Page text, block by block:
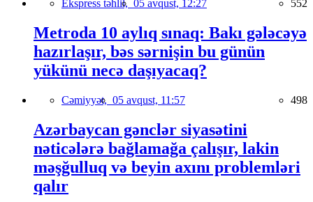
Ekspress təhlil, 05 avqust, 12:27 552
Metroda 10 aylıq sınaq: Bakı gələcəyə
hazırlaşır, bəs sərnişin bu günün
yükünü necə daşıyacaq?
Cəmiyyət, 05 avqust, 11:57 498
Azərbaycan gənclər siyasətini
nəticələrə bağlamağa çalışır, lakin
məşğulluq və beyin axını problemləri
qalır